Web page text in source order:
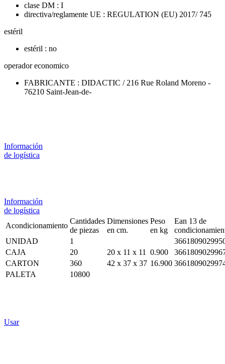
clase DM : I
directiva/reglamente UE : REGULATION (EU) 2017/ 745
estéril
estéril : no
operador economico
FABRICANTE : DIDACTIC / 216 Rue Roland Moreno -
76210 Saint-Jean-de-
Información
de logística
Información
de logística
Acondicionamiento
Cantidades
de piezas
Dimensiones
en cm.
Peso
en kg
Ean 13 de
UNIDAD
1
CAJA
20 20 x 11 x 11 0.900
CARTON
360 42 x 37 x 37 16.900
PALETA
10800
Usar